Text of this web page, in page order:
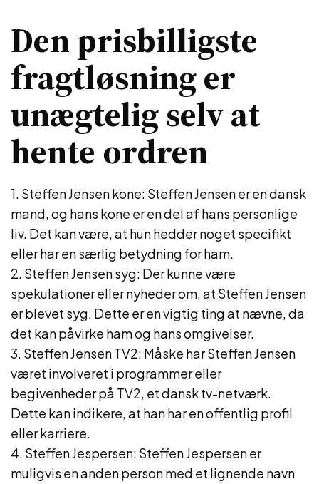
Den prisbilligste
fragtløsning er
unægtelig selv at
hente ordren
1. Steffen Jensen kone: Steffen Jensen er en dansk
mand, og hans kone er en del af hans personlige
liv. Det kan være, at hun hedder noget specifikt
eller har en særlig betydning for ham.
2. Steffen Jensen syg: Der kunne være
spekulationer eller nyheder om, at Steffen Jensen
er blevet syg. Dette er en vigtig ting at nævne, da
det kan påvirke ham og hans omgivelser.
3. Steffen Jensen TV2: Måske har Steffen Jensen
været involveret i programmer eller
begivenheder på TV2, et dansk tv-netværk.
Dette kan indikere, at han har en offentlig profil
eller karriere.
4. Steffen Jespersen: Steffen Jespersen er
muligvis en anden person med et lignende navn